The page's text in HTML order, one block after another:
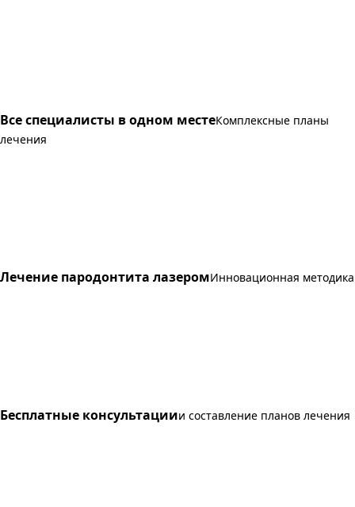
Все специалисты в одном местеКомплексные планы
лечения
Лечение пародонтита лазеромИнновационная методика
Бесплатные консультациии составление планов лечения